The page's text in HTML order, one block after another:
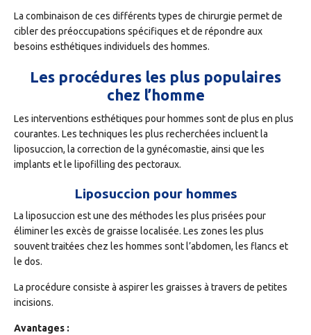
La combinaison de ces différents types de chirurgie permet de
cibler des préoccupations spécifiques et de répondre aux
besoins esthétiques individuels des hommes.
Les procédures les plus populaires
chez l’homme
Les interventions esthétiques pour hommes sont de plus en plus
courantes. Les techniques les plus recherchées incluent la
liposuccion, la correction de la gynécomastie, ainsi que les
implants et le lipofilling des pectoraux.
Liposuccion pour hommes
La liposuccion est une des méthodes les plus prisées pour
éliminer les excès de graisse localisée. Les zones les plus
souvent traitées chez les hommes sont l’abdomen, les flancs et
le dos.
La procédure consiste à aspirer les graisses à travers de petites
incisions.
Avantages :